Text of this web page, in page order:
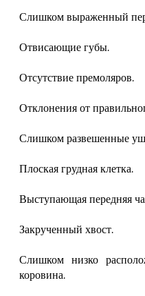
Слишком выраженный
Отвисающие губы.
Отсутствие премоляров.
Отклонения от
Слишком развешенные
Плоская грудная клетка.
Выступающая передняя
Закрученный хвост.
Слишком низко
коровина.